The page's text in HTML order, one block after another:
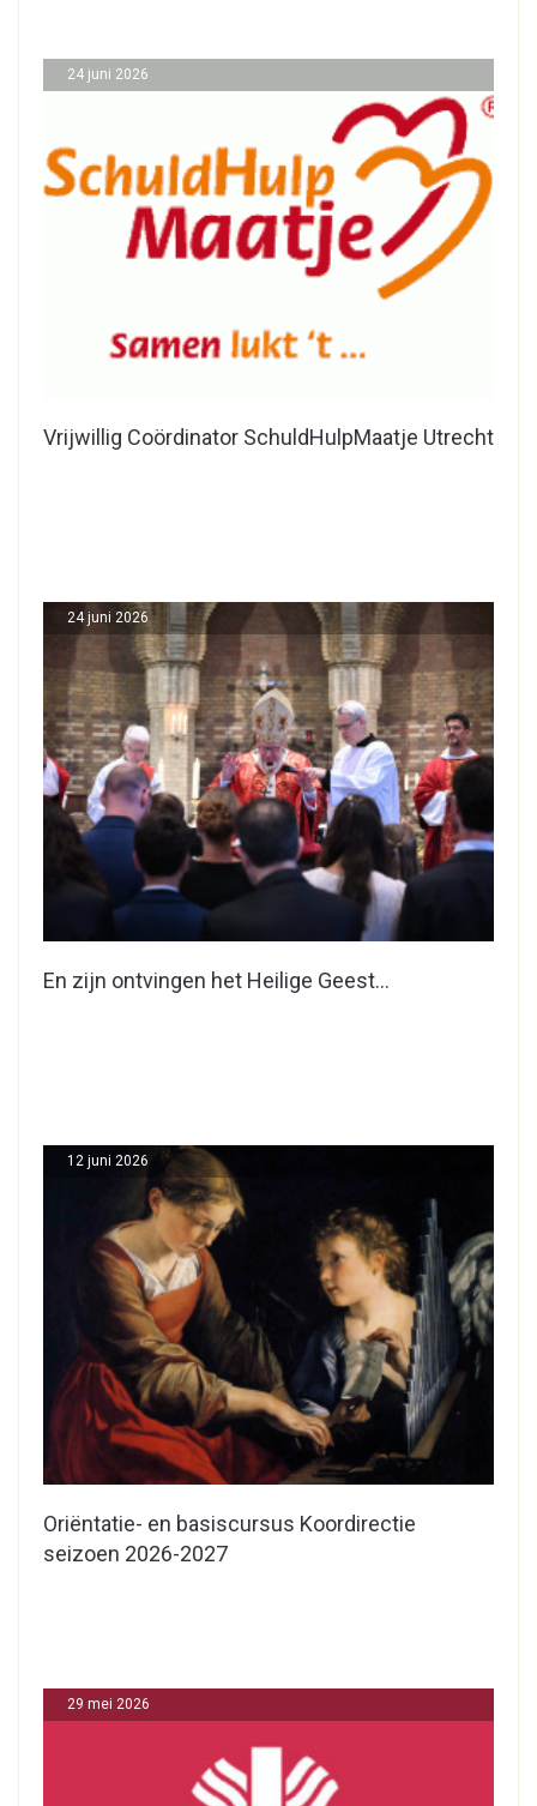
Vrijwillig Coördinator SchuldHulpMaatje Utrecht
24 juni 2026
En zijn ontvingen het Heilige Geest…
24 juni 2026
Oriëntatie- en basiscursus Koordirectie
seizoen 2026-2027
12 juni 2026
29 mei 2026